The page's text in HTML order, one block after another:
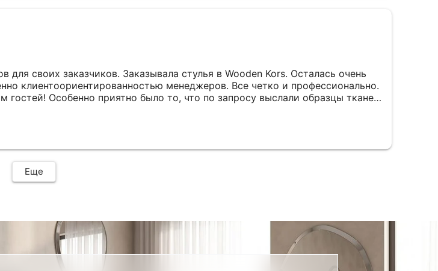
своих заказчиков. Заказывала стулья в Wooden Kors. Осталась очень
клиентоориентированностью менеджеров. Все четко и профессионально.
Особенно приятно было то, что по запросу выслали образцы тканей
с основным текстилем ресторана.
Еще